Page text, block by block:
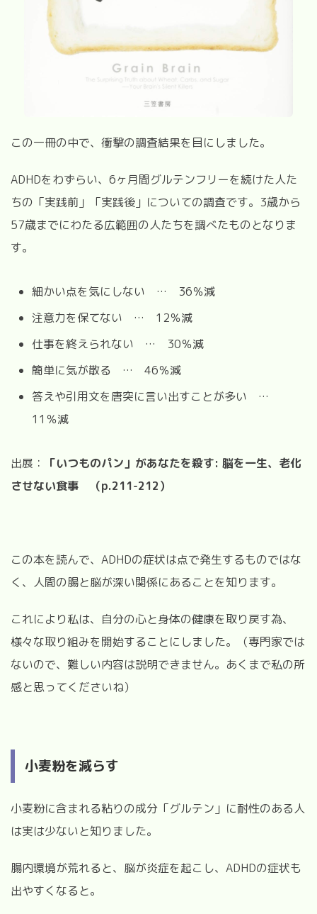
この一冊の中で、衝撃の調査結果を目にしました。
ADHDをわずらい、6ヶ月間グルテンフリーを続けた人た
ちの「実践前」「実践後」についての調査です。3歳から
57歳までにわたる広範囲の人たちを調べたものとなりま
す。
細かい点を気にしない … 36％減
注意力を保てない … 12％減
仕事を終えられない … 30％減
簡単に気が散る … 46％減
答えや引用文を唐突に言い出すことが多い …
11％減
出展： 「いつものパン」があなたを殺す: 脳を一生、老化
させない食事 （p.211-212）
この本を読んで、 ADHDの症状は点で発生するものではな
く、人間の腸と脳が深い関係にあることを知ります。
これにより私は、自分の心と身体の健康を取り戻す為、
様々な取り組みを開始することにしました。（専門家では
ないので、難しい内容は説明できません。あくまで私の所
感と思ってくださいね）
小麦粉を減らす
小麦粉に含まれる粘りの成分「グルテン」に耐性のある人
は実は少ないと知りました。
腸内環境が荒れると、脳が炎症を起こし、 ADHDの症状も
出やすくなると。